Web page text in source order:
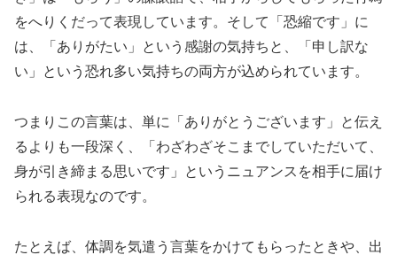
をへりくだって表現しています。そして「恐縮です」に
は、「ありがたい」という感謝の気持ちと、「申し訳な
い」という恐れ多い気持ちの両方が込められています。
つまりこの言葉は、単に「ありがとうございます」と伝え
るよりも一段深く、「わざわざそこまでしていただいて、
身が引き締まる思いです」というニュアンスを相手に届け
られる表現なのです。
たとえば、体調を気遣う言葉をかけてもらったときや、出